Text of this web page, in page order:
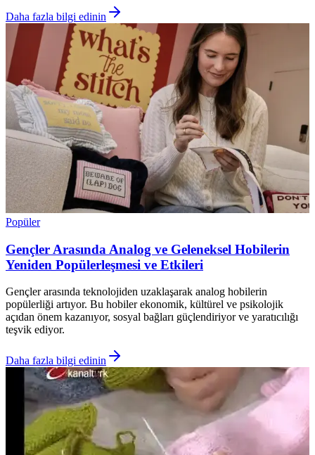
Daha fazla bilgi edinin
Popüler
Gençler Arasında Analog ve Geleneksel Hobilerin
Yeniden Popülerleşmesi ve Etkileri
Gençler arasında teknolojiden uzaklaşarak analog hobilerin
popülerliği artıyor. Bu hobiler ekonomik, kültürel ve psikolojik
açıdan önem kazanıyor, sosyal bağları güçlendiriyor ve yaratıcılığı
teşvik ediyor.
Daha fazla bilgi edinin